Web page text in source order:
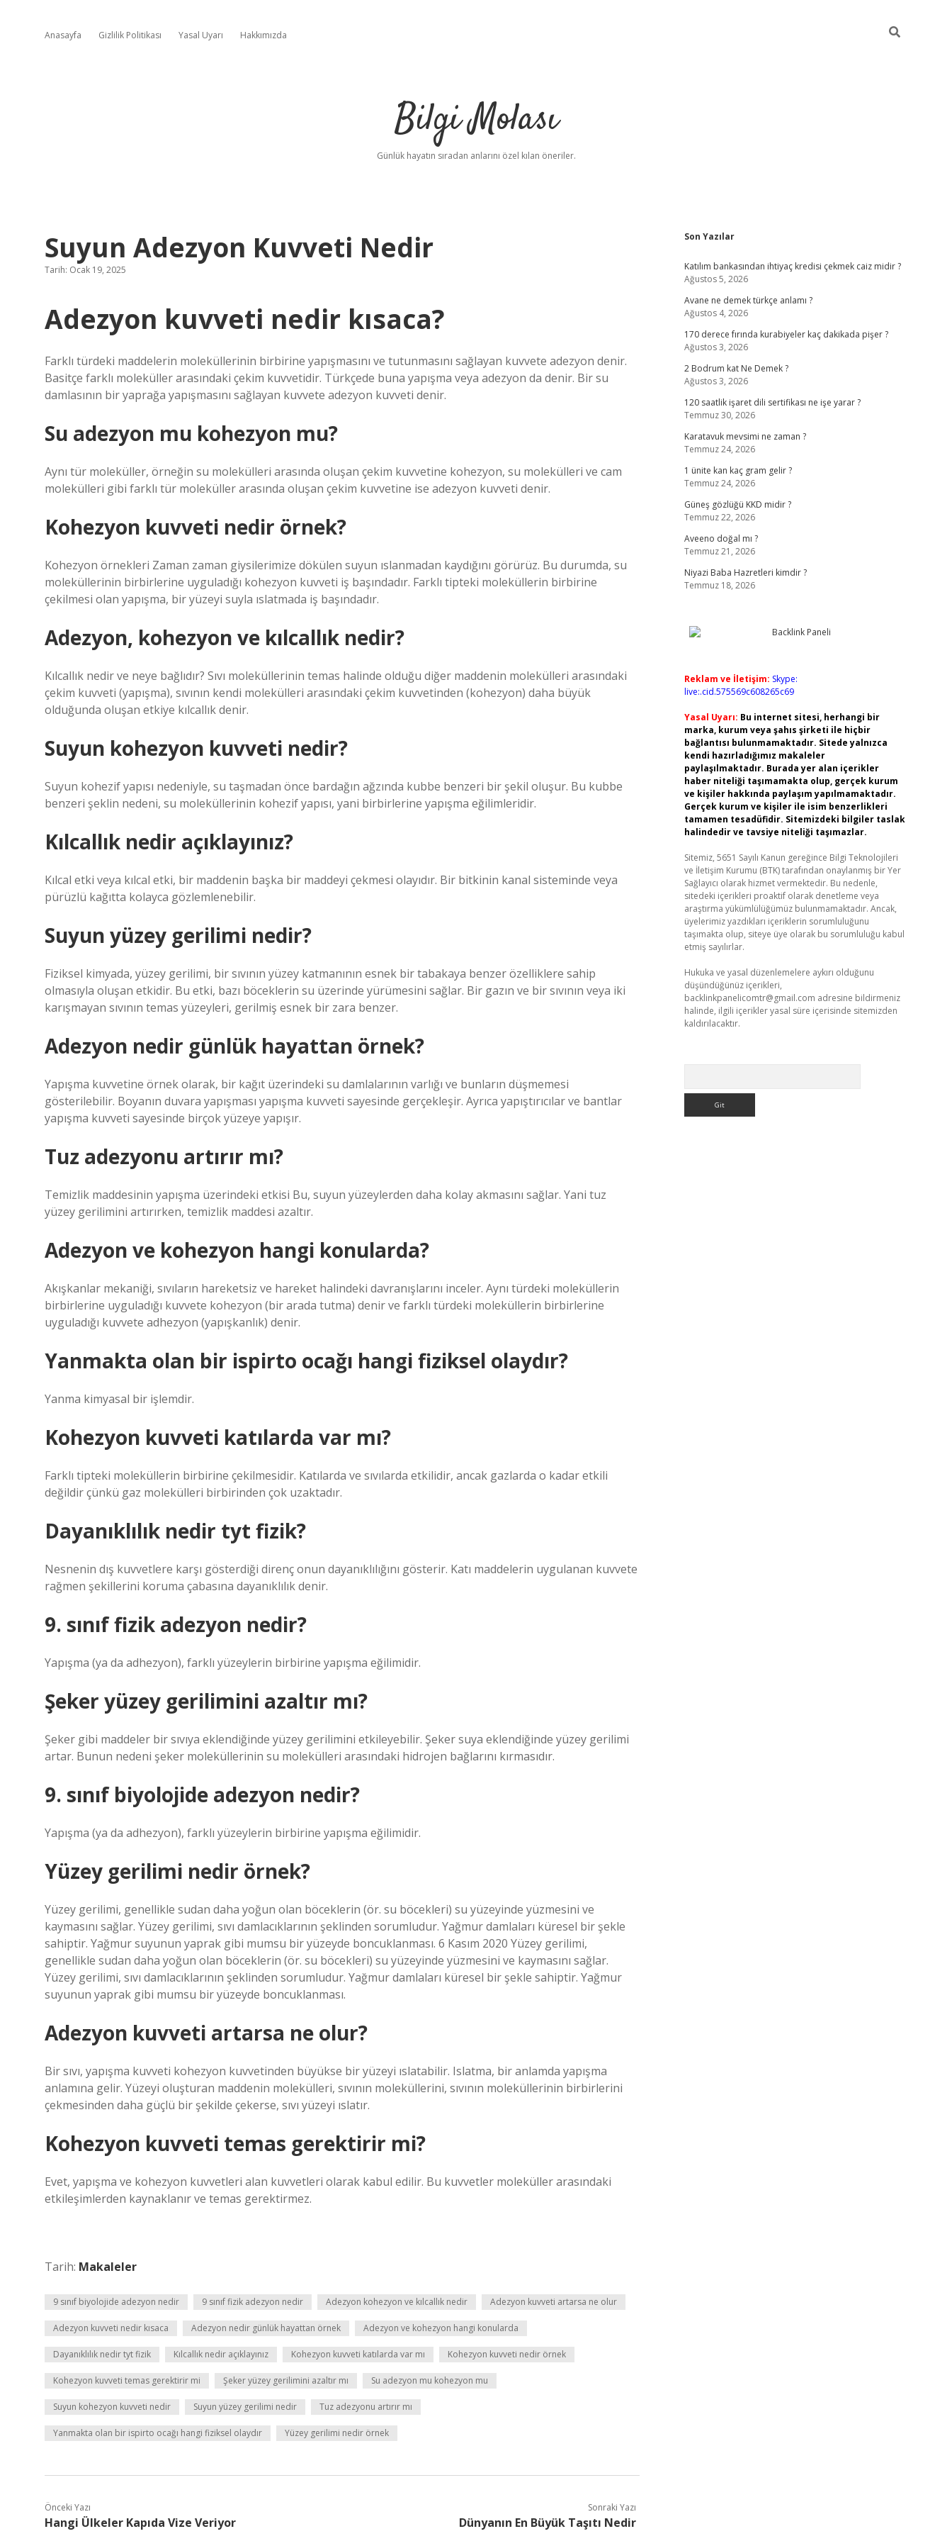
Anasayfa Gizlilik Politikası Yasal Uyarı Hakkımızda
Bilgi Molası
Günlük hayatın sıradan anlarını özel kılan öneriler.
Suyun Adezyon Kuvveti Nedir
Tarih: Ocak 19, 2025
Adezyon kuvveti nedir kısaca?
Farklı türdeki maddelerin moleküllerinin birbirine yapışmasını ve tutunmasını sağlayan kuvvete adezyon denir.
Basitçe farklı moleküller arasındaki çekim kuvvetidir. Türkçede buna yapışma veya adezyon da denir. Bir su
damlasının bir yaprağa yapışmasını sağlayan kuvvete adezyon kuvveti denir.
Su adezyon mu kohezyon mu?
Aynı tür moleküller, örneğin su molekülleri arasında oluşan çekim kuvvetine kohezyon, su molekülleri ve cam
molekülleri gibi farklı tür moleküller arasında oluşan çekim kuvvetine ise adezyon kuvveti denir.
Kohezyon kuvveti nedir örnek?
Kohezyon örnekleri Zaman zaman giysilerimize dökülen suyun ıslanmadan kaydığını görürüz. Bu durumda, su
moleküllerinin birbirlerine uyguladığı kohezyon kuvveti iş başındadır. Farklı tipteki moleküllerin birbirine
çekilmesi olan yapışma, bir yüzeyi suyla ıslatmada iş başındadır.
Adezyon, kohezyon ve kılcallık nedir?
Kılcallık nedir ve neye bağlıdır? Sıvı moleküllerinin temas halinde olduğu diğer maddenin molekülleri arasındaki
çekim kuvveti (yapışma), sıvının kendi molekülleri arasındaki çekim kuvvetinden (kohezyon) daha büyük
olduğunda oluşan etkiye kılcallık denir.
Suyun kohezyon kuvveti nedir?
Suyun kohezif yapısı nedeniyle, su taşmadan önce bardağın ağzında kubbe benzeri bir şekil oluşur. Bu kubbe
benzeri şeklin nedeni, su moleküllerinin kohezif yapısı, yani birbirlerine yapışma eğilimleridir.
Kılcallık nedir açıklayınız?
Kılcal etki veya kılcal etki, bir maddenin başka bir maddeyi çekmesi olayıdır. Bir bitkinin kanal sisteminde veya
pürüzlü kağıtta kolayca gözlemlenebilir.
Suyun yüzey gerilimi nedir?
Fiziksel kimyada, yüzey gerilimi, bir sıvının yüzey katmanının esnek bir tabakaya benzer özelliklere sahip
olmasıyla oluşan etkidir. Bu etki, bazı böceklerin su üzerinde yürümesini sağlar. Bir gazın ve bir sıvının veya iki
karışmayan sıvının temas yüzeyleri, gerilmiş esnek bir zara benzer.
Adezyon nedir günlük hayattan örnek?
Yapışma kuvvetine örnek olarak, bir kağıt üzerindeki su damlalarının varlığı ve bunların düşmemesi
gösterilebilir. Boyanın duvara yapışması yapışma kuvveti sayesinde gerçekleşir. Ayrıca yapıştırıcılar ve bantlar
yapışma kuvveti sayesinde birçok yüzeye yapışır.
Tuz adezyonu artırır mı?
Temizlik maddesinin yapışma üzerindeki etkisi Bu, suyun yüzeylerden daha kolay akmasını sağlar. Yani tuz
yüzey gerilimini artırırken, temizlik maddesi azaltır.
Adezyon ve kohezyon hangi konularda?
Akışkanlar mekaniği, sıvıların hareketsiz ve hareket halindeki davranışlarını inceler. Aynı türdeki moleküllerin
birbirlerine uyguladığı kuvvete kohezyon (bir arada tutma) denir ve farklı türdeki moleküllerin birbirlerine
uyguladığı kuvvete adhezyon (yapışkanlık) denir.
Yanmakta olan bir ispirto ocağı hangi fiziksel olaydır?
Yanma kimyasal bir işlemdir.
Kohezyon kuvveti katılarda var mı?
Farklı tipteki moleküllerin birbirine çekilmesidir. Katılarda ve sıvılarda etkilidir, ancak gazlarda o kadar etkili
değildir çünkü gaz molekülleri birbirinden çok uzaktadır.
Dayanıklılık nedir tyt fizik?
Nesnenin dış kuvvetlere karşı gösterdiği direnç onun dayanıklılığını gösterir. Katı maddelerin uygulanan kuvvete
rağmen şekillerini koruma çabasına dayanıklılık denir.
9. sınıf fizik adezyon nedir?
Yapışma (ya da adhezyon), farklı yüzeylerin birbirine yapışma eğilimidir.
Şeker yüzey gerilimini azaltır mı?
Şeker gibi maddeler bir sıvıya eklendiğinde yüzey gerilimini etkileyebilir. Şeker suya eklendiğinde yüzey gerilimi
artar. Bunun nedeni şeker moleküllerinin su molekülleri arasındaki hidrojen bağlarını kırmasıdır.
9. sınıf biyolojide adezyon nedir?
Yapışma (ya da adhezyon), farklı yüzeylerin birbirine yapışma eğilimidir.
Yüzey gerilimi nedir örnek?
Yüzey gerilimi, genellikle sudan daha yoğun olan böceklerin (ör. su böcekleri) su yüzeyinde yüzmesini ve
kaymasını sağlar. Yüzey gerilimi, sıvı damlacıklarının şeklinden sorumludur. Yağmur damlaları küresel bir şekle
sahiptir. Yağmur suyunun yaprak gibi mumsu bir yüzeyde boncuklanması. 6 Kasım 2020 Yüzey gerilimi,
genellikle sudan daha yoğun olan böceklerin (ör. su böcekleri) su yüzeyinde yüzmesini ve kaymasını sağlar.
Yüzey gerilimi, sıvı damlacıklarının şeklinden sorumludur. Yağmur damlaları küresel bir şekle sahiptir. Yağmur
suyunun yaprak gibi mumsu bir yüzeyde boncuklanması.
Adezyon kuvveti artarsa ne olur?
Bir sıvı, yapışma kuvveti kohezyon kuvvetinden büyükse bir yüzeyi ıslatabilir. Islatma, bir anlamda yapışma
anlamına gelir. Yüzeyi oluşturan maddenin molekülleri, sıvının moleküllerini, sıvının moleküllerinin birbirlerini
çekmesinden daha güçlü bir şekilde çekerse, sıvı yüzeyi ıslatır.
Kohezyon kuvveti temas gerektirir mi?
Evet, yapışma ve kohezyon kuvvetleri alan kuvvetleri olarak kabul edilir. Bu kuvvetler moleküller arasındaki
etkileşimlerden kaynaklanır ve temas gerektirmez.
Tarih: Makaleler
9 sınıf biyolojide adezyon nedir 9 sınıf fizik adezyon nedir Adezyon kohezyon ve kılcallık nedir Adezyon kuvveti artarsa ne olur
Adezyon kuvveti nedir kısaca Adezyon nedir günlük hayattan örnek Adezyon ve kohezyon hangi konularda
Dayanıklılık nedir tyt fizik Kılcallık nedir açıklayınız Kohezyon kuvveti katılarda var mı Kohezyon kuvveti nedir örnek
Kohezyon kuvveti temas gerektirir mi Şeker yüzey gerilimini azaltır mı Su adezyon mu kohezyon mu
Suyun kohezyon kuvveti nedir Suyun yüzey gerilimi nedir Tuz adezyonu artırır mı
Yanmakta olan bir ispirto ocağı hangi fiziksel olaydır Yüzey gerilimi nedir örnek
Önceki Yazı
Hangi Ülkeler Kapıda Vize Veriyor
Sonraki Yazı
Dünyanın En Büyük Taşıtı Nedir
Sidebar
Son Yazılar
Katılım bankasından ihtiyaç kredisi çekmek caiz midir ?
Ağustos 5, 2026
Avane ne demek türkçe anlamı ?
Ağustos 4, 2026
170 derece fırında kurabiyeler kaç dakikada pişer ?
Ağustos 3, 2026
2 Bodrum kat Ne Demek ?
Ağustos 3, 2026
120 saatlik işaret dili sertifikası ne işe yarar ?
Temmuz 30, 2026
Karatavuk mevsimi ne zaman ?
Temmuz 24, 2026
1 ünite kan kaç gram gelir ?
Temmuz 24, 2026
Güneş gözlüğü KKD midir ?
Temmuz 22, 2026
Aveeno doğal mı ?
Temmuz 21, 2026
Niyazi Baba Hazretleri kimdir ?
Temmuz 18, 2026
Reklam ve İletişim: Skype:
live:.cid.575569c608265c69
Yasal Uyarı: Bu internet sitesi, herhangi bir
marka, kurum veya şahıs şirketi ile hiçbir
bağlantısı bulunmamaktadır. Sitede yalnızca
kendi hazırladığımız makaleler
paylaşılmaktadır. Burada yer alan içerikler
haber niteliği taşımamakta olup, gerçek kurum
ve kişiler hakkında paylaşım yapılmamaktadır.
Gerçek kurum ve kişiler ile isim benzerlikleri
tamamen tesadüfidir. Sitemizdeki bilgiler taslak
halindedir ve tavsiye niteliği taşımazlar.
Sitemiz, 5651 Sayılı Kanun gereğince Bilgi Teknolojileri
ve İletişim Kurumu (BTK) tarafından onaylanmış bir Yer
Sağlayıcı olarak hizmet vermektedir. Bu nedenle,
sitedeki içerikleri proaktif olarak denetleme veya
araştırma yükümlülüğümüz bulunmamaktadır. Ancak,
üyelerimiz yazdıkları içeriklerin sorumluluğunu
taşımakta olup, siteye üye olarak bu sorumluluğu kabul
etmiş sayılırlar.
Hukuka ve yasal düzenlemelere aykırı olduğunu
düşündüğünüz içerikleri,
backlinkpanelicomtr@gmail.com adresine bildirmeniz
halinde, ilgili içerikler yasal süre içerisinde sitemizden
kaldırılacaktır.